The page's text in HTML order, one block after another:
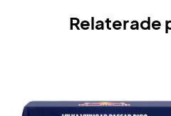
Relaterade